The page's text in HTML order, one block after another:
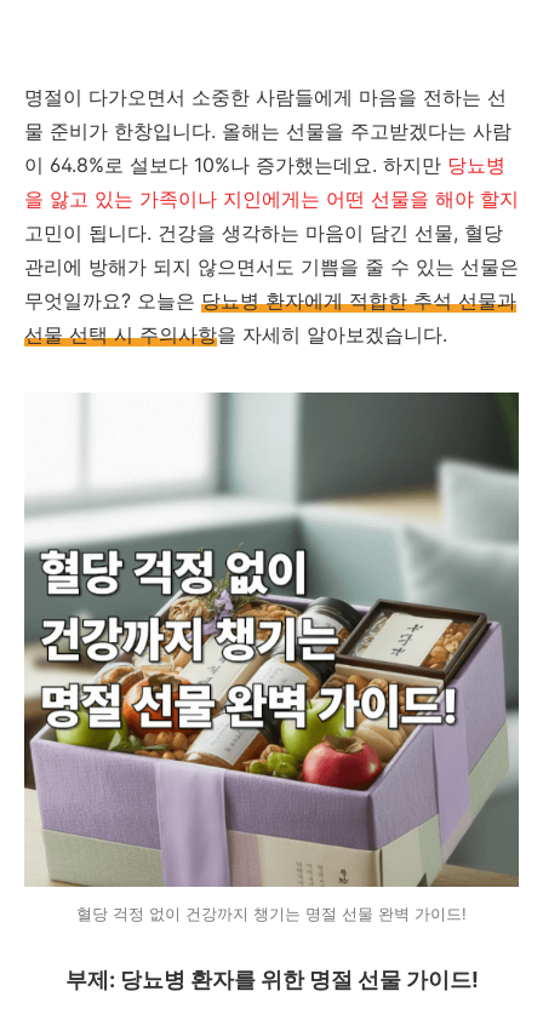
명절이 다가오면서 소중한 사람들에게 마음을 전하는 선
물 준비가 한창입니다. 올해는 선물을 주고받겠다는 사람
이 64.8%로 설보다 10%나 증가했는데요. 하지만 당뇨병
을 앓고 있는 가족이나 지인에게는 어떤 선물을 해야 할지
고민이 됩니다. 건강을 생각하는 마음이 담긴 선물, 혈당
관리에 방해가 되지 않으면서도 기쁨을 줄 수 있는 선물은
무엇일까요? 오늘은 당뇨병 환자에게 적합한 추석 선물과
선물 선택 시 주의사항을 자세히 알아보겠습니다.
혈당 걱정 없이 건강까지 챙기는 명절 선물 완벽 가이드!
부제: 당뇨병 환자를 위한 명절 선물 가이드!